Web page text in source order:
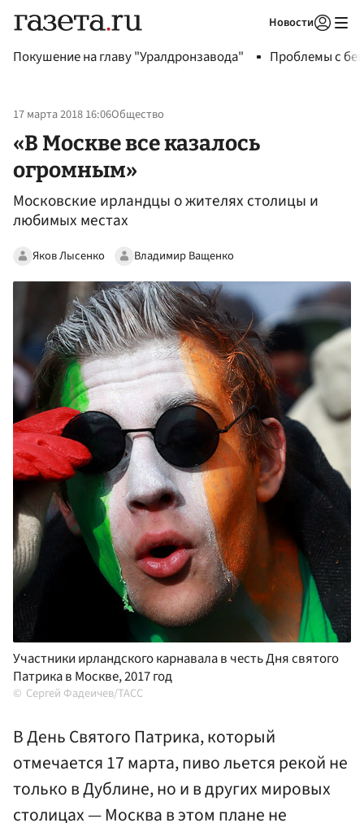
Новости
Покушение на главу "Уралдронзавода" Проблемы с
17 марта 2018 16:06Общество
«В Москве все казалось
огромным»
Московские ирландцы о жителях столицы и
любимых местах
Яков Лысенко Владимир Ващенко
Участники ирландского карнавала в честь Дня святого
Патрика в Москве, 2017 год
Сергей Фадеичев/ТАСС
В День Святого Патрика, который
отмечается 17 марта, пиво льется рекой не
только в Дублине, но и в других мировых
столицах — Москва в этом плане не